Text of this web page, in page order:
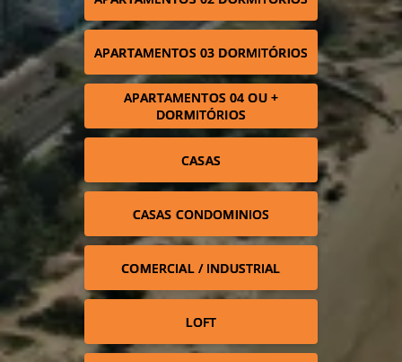
APARTAMENTOS 03 DORMITÓRIOS
APARTAMENTOS 04 OU +
DORMITÓRIOS
CASAS
CASAS CONDOMINIOS
COMERCIAL / INDUSTRIAL
LOFT